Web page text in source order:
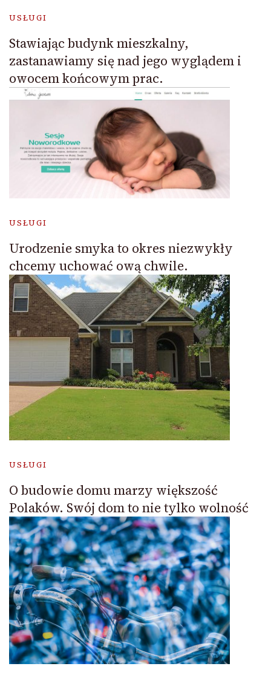
USŁUGI
Stawiając budynk mieszkalny,
zastanawiamy się nad jego wyglądem i
owocem końcowym prac.
USŁUGI
Urodzenie smyka to okres niezwykły
chcemy uchować ową chwile.
USŁUGI
O budowie domu marzy większość
Polaków. Swój dom to nie tylko wolność